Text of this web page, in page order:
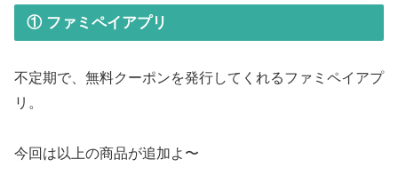
① ファミペイアプリ
不定期で、無料クーポンを発行してくれるファミペイアプ
リ。
今回は以上の商品が追加よ〜